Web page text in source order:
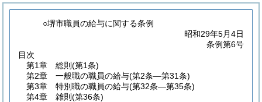
○堺市職員の給与に関する条例
昭和29年5月4日
条例第6号
目次
第1章
総則 (第1条)
第2章
一般職の職員の給与(第2条―第31条)
第3章
特別職の職員の給与(第32条―第35条)
第4章
雑則 (第36条)